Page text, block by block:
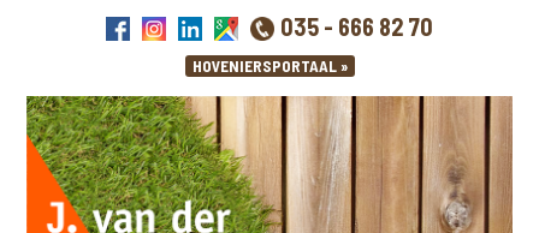
035 - 666 82 70